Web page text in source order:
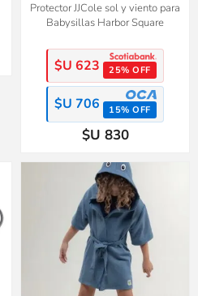
Protector JJCole sol y viento para
Babysillas Harbor Square
$U 623 25% OFF
$U 706 15% OFF
$U 830